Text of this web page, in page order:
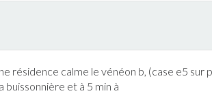
résidence calme le vénéon b, (case e5 sur
buissonnière et à 5 min à